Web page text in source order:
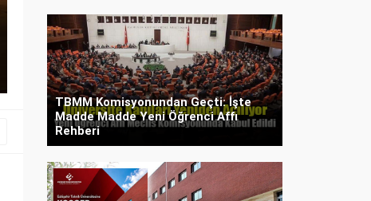
TBMM Komisyonundan Geçti: İşte
Madde Madde Yeni Öğrenci Affı
Rehberi